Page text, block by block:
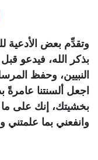
وتقدِّم بعض الأدعية
بذكر الله، فيدعو
النبيين، وحفظ
اجعل ألسنتنا عامرةً
بخشيتك، إنك على ما
وانفعني بما علمتني